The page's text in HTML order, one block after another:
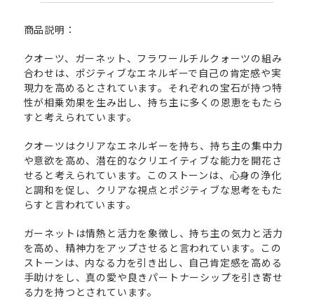
商品説明：
クオーツ、ガーネット、フラワールチルクォーツの組み
合わせは、ポジティブなエネルギーで自己の肯定感や実
現力を高めるとされています。それぞれの宝石が持つ特
性が相乗効果を生み出し、持ち主に多くの恩恵をもたら
すと考えられています。
クオーツはクリアなエネルギーを持ち、持ち主の集中力
や意欲を高め、潜在的なクリエイティブな能力を開花さ
せると考えられています。このストーンは、心身の浄化
と調和を促し、クリアな視点とポジティブな思考をもた
らすと言われています。
ガーネットは情熱と活力を象徴し、持ち主の気力と活力
を高め、精神力をアップさせると言われています。この
ストーンは、内なる力を引き出し、自己肯定感を高める
手助けをし、真の愛や良きパートナーシップを引き寄せ
る力を持つとされています。